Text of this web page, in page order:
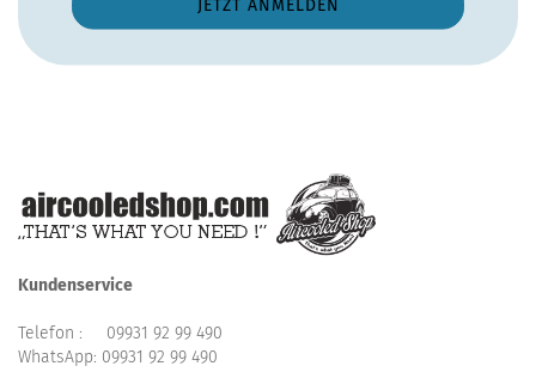
Kundenservice
Telefon : 09931 92 99 490
WhatsApp: 09931 92 99 490